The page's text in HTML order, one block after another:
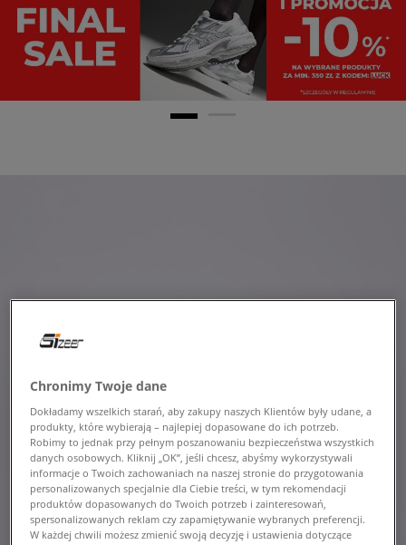
Chronimy Twoje dane
Dokładamy wszelkich starań, aby zakupy naszych Klientów były udane, a
produkty, które wybierają – najlepiej dopasowane do ich potrzeb.
Robimy to jednak przy pełnym poszanowaniu bezpieczeństwa wszystkich
danych osobowych. Kliknij „OK”, jeśli chcesz, abyśmy wykorzystywali
informacje o Twoich zachowaniach na naszej stronie do przygotowania
personalizowanych specjalnie dla Ciebie treści, w tym rekomendacji
produktów dopasowanych do Twoich potrzeb i zainteresowań,
spersonalizowanych reklam czy zapamiętywanie wybranych preferencji.
W każdej chwili możesz zmienić swoją decyzję i ustawienia dotyczące